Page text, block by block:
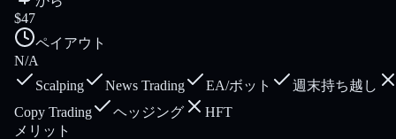
$47
ペイアウト
N/A
Scalping
News Trading EA/ボット
週末持ち越し
Copy Trading
ヘッジング
HFT
メリット